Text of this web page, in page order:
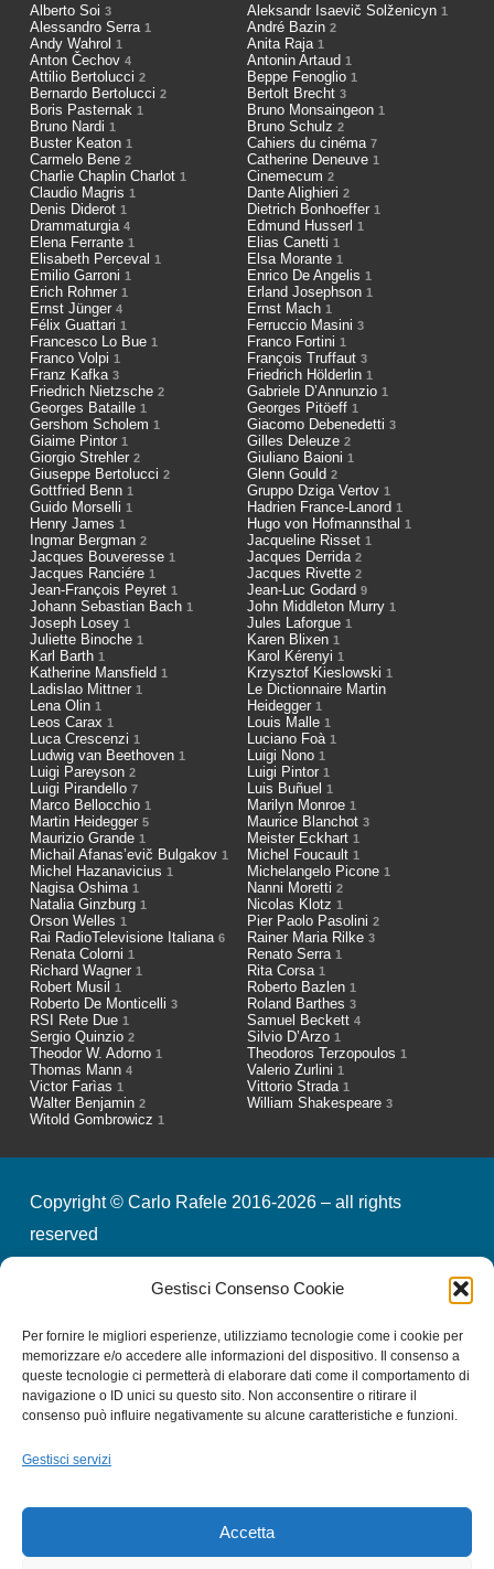
Gestisci Consenso Cookie
Per fornire le migliori esperienze, utilizziamo tecnologie come i cookie per
memorizzare e/o accedere alle informazioni del dispositivo. Il consenso a
queste tecnologie ci permetterà di elaborare dati come il comportamento di
navigazione o ID unici su questo sito. Non acconsentire o ritirare il
consenso può influire negativamente su alcune caratteristiche e funzioni.
Gestisci servizi
Accetta
Alberto Soi 3 Aleksandr Isaevič Solženicyn 1
Alessandro Serra 1 André Bazin 2
Andy Wahrol 1 Anita Raja 1
Anton Čechov 4 Antonin Artaud 1
Attilio Bertolucci 2 Beppe Fenoglio 1
Bernardo Bertolucci 2 Bertolt Brecht 3
Boris Pasternak 1 Bruno Monsaingeon 1
Bruno Nardi 1 Bruno Schulz 2
Buster Keaton 1 Cahiers du cinéma 7
Carmelo Bene 2 Catherine Deneuve 1
Charlie Chaplin Charlot 1 Cinemecum 2
Claudio Magris 1 Dante Alighieri 2
Denis Diderot 1 Dietrich Bonhoeffer 1
Drammaturgia 4 Edmund Husserl 1
Elena Ferrante 1 Elias Canetti 1
Elisabeth Perceval 1 Elsa Morante 1
Emilio Garroni 1 Enrico De Angelis 1
Erich Rohmer 1 Erland Josephson 1
Ernst Jünger 4 Ernst Mach 1
Félix Guattari 1 Ferruccio Masini 3
Francesco Lo Bue 1 Franco Fortini 1
Franco Volpi 1 François Truffaut 3
Franz Kafka 3 Friedrich Hölderlin 1
Friedrich Nietzsche 2 Gabriele D’Annunzio 1
Georges Bataille 1 Georges Pitöeff 1
Gershom Scholem 1 Giacomo Debenedetti 3
Giaime Pintor 1 Gilles Deleuze 2
Giorgio Strehler 2 Giuliano Baioni 1
Giuseppe Bertolucci 2 Glenn Gould 2
Gottfried Benn 1 Gruppo Dziga Vertov 1
Guido Morselli 1 Hadrien France-Lanord 1
Henry James 1 Hugo von Hofmannsthal 1
Ingmar Bergman 2 Jacqueline Risset 1
Jacques Bouveresse 1 Jacques Derrida 2
Jacques Ranciére 1 Jacques Rivette 2
Jean-François Peyret 1 Jean-Luc Godard 9
Johann Sebastian Bach 1 John Middleton Murry 1
Joseph Losey 1 Jules Laforgue 1
Juliette Binoche 1 Karen Blixen 1
Karl Barth 1 Karol Kérenyi 1
Katherine Mansfield 1 Krzysztof Kieslowski 1
Ladislao Mittner 1
Le Dictionnaire Martin
Heidegger 1
Lena Olin 1
Leos Carax 1 Louis Malle 1
Luca Crescenzi 1 Luciano Foà 1
Ludwig van Beethoven 1 Luigi Nono 1
Luigi Pareyson 2 Luigi Pintor 1
Luigi Pirandello 7 Luis Buñuel 1
Marco Bellocchio 1 Marilyn Monroe 1
Martin Heidegger 5 Maurice Blanchot 3
Maurizio Grande 1 Meister Eckhart 1
Michail Afanas’evič Bulgakov 1 Michel Foucault 1
Michel Hazanavicius 1 Michelangelo Picone 1
Nagisa Oshima 1 Nanni Moretti 2
Natalia Ginzburg 1 Nicolas Klotz 1
Orson Welles 1 Pier Paolo Pasolini 2
Rai RadioTelevisione Italiana 6 Rainer Maria Rilke 3
Renata Colorni 1 Renato Serra 1
Richard Wagner 1 Rita Corsa 1
Robert Musil 1 Roberto Bazlen 1
Roberto De Monticelli 3 Roland Barthes 3
RSI Rete Due 1 Samuel Beckett 4
Sergio Quinzio 2 Silvio D’Arzo 1
Theodor W. Adorno 1 Theodoros Terzopoulos 1
Thomas Mann 4 Valerio Zurlini 1
Victor Farìas 1 Vittorio Strada 1
Walter Benjamin 2 William Shakespeare 3
Witold Gombrowicz 1
Copyright © Carlo Rafele 2016-2026 – all rights
reserved
privacy & cookies
Iscriviti alla nostra Newsletter
Email*